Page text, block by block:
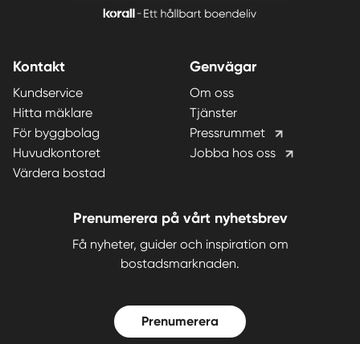
Kontakt
Kundservice
Hitta mäklare
För byggbolag
Huvudkontoret
Värdera bostad
Genvägar
Om oss
Tjänster
Pressrummet
Jobba hos oss
Prenumerera på vårt nyhetsbrev
Få nyheter, guider och inspiration om
bostadsmarknaden.
Prenumerera